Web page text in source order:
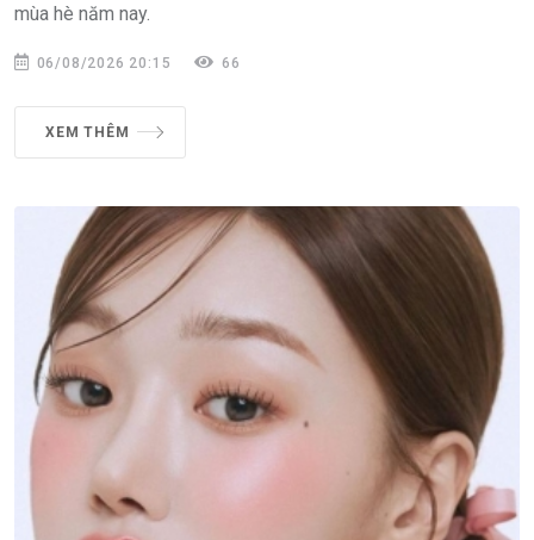
mùa hè năm nay.
06/08/2026 20:15 66
XEM THÊM